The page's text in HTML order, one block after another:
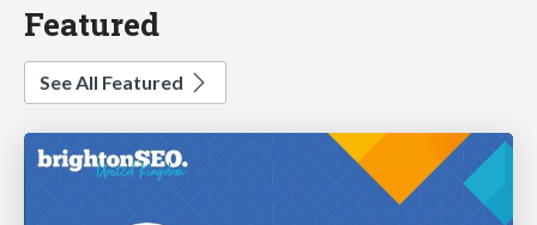
Featured
See All Featured